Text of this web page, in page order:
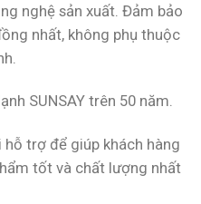
nghệ sản xuất. Đảm bảo
nhất, không phụ thuộc
SUNSAY trên 50 năm.
trợ để giúp khách hàng
tốt và chất lượng nhất